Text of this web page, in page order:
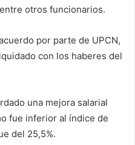
otros funcionarios.
por parte de UPCN,
con los haberes del
una mejora salarial
fue inferior al índice de
del 25,5%.